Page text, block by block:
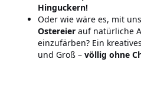
Hinguckern!
Oder wie wäre es, mit
Ostereier auf natürliche
einzufärben? Ein
und Groß – völlig ohne